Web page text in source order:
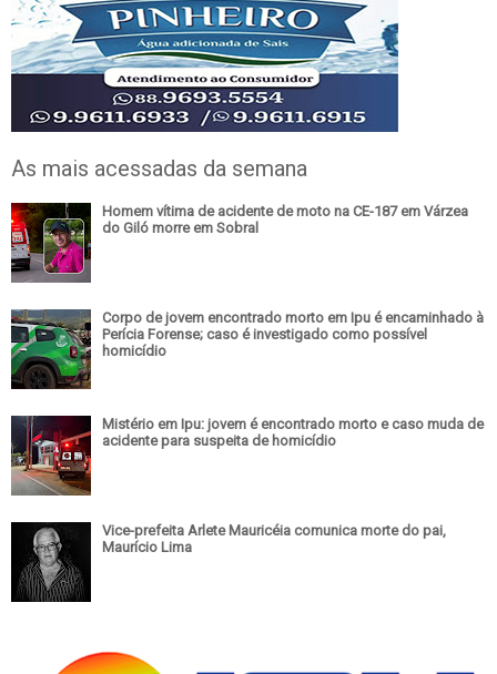
As mais acessadas da semana
Homem vítima de acidente de moto na CE-187 em Várzea
do Giló morre em Sobral
Corpo de jovem encontrado morto em Ipu é encaminhado à
Perícia Forense; caso é investigado como possível
homicídio
Mistério em Ipu: jovem é encontrado morto e caso muda de
acidente para suspeita de homicídio
Vice-prefeita Arlete Mauricéia comunica morte do pai,
Maurício Lima